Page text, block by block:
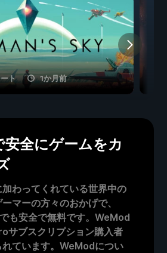
ト 1か月前
全にゲームをカ
わってくれている世界中の
マーの方々のおかげで、
も安全で無料です。WeMod
サブスクリプション購入者
れています。WeModについ